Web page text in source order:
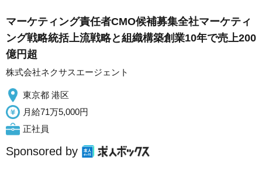
マーケティング責任者CMO候補募集全社マーケティ
ング戦略統括上流戦略と組織構築創業10年で売上200
億円超
株式会社ネクサスエージェント
東京都 港区
月給71万5,000円
正社員
Sponsored by